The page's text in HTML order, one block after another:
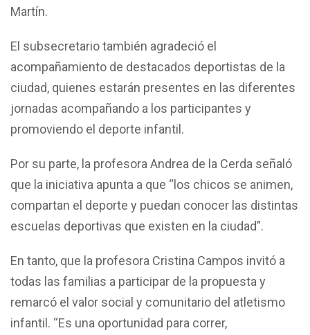
Martín.
El subsecretario también agradeció el
acompañamiento de destacados deportistas de la
ciudad, quienes estarán presentes en las diferentes
jornadas acompañando a los participantes y
promoviendo el deporte infantil.
Por su parte, la profesora Andrea de la Cerda señaló
que la iniciativa apunta a que “los chicos se animen,
compartan el deporte y puedan conocer las distintas
escuelas deportivas que existen en la ciudad”.
En tanto, que la profesora Cristina Campos invitó a
todas las familias a participar de la propuesta y
remarcó el valor social y comunitario del atletismo
infantil. “Es una oportunidad para correr,